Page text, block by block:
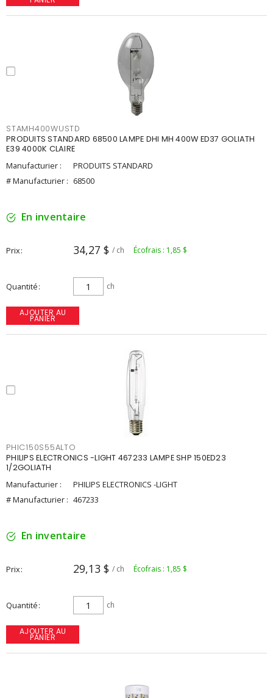
STAMH400WUSTD
PRODUITS STANDARD 68500 LAMPE DHI MH 400W ED37 GOLIATH
E39 4000K CLAIRE
Manufacturier :
PRODUITS STANDARD
# Manufacturier : 68500
En inventaire
Prix 34,27 $ / ch Écofrais : 1,85 $
Quantité ch
AJOUTER AU
PANIER
PHIC150S55ALTO
PHILIPS ELECTRONICS -LIGHT 467233 LAMPE SHP 150ED23
1/2GOLIATH
Manufacturier :
PHILIPS ELECTRONICS -LIGHT
# Manufacturier : 467233
En inventaire
Prix 29,13 $ / ch Écofrais : 1,85 $
Quantité ch
AJOUTER AU
PANIER